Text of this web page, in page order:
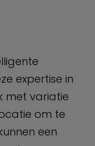
expertise in
met variatie
om te
een